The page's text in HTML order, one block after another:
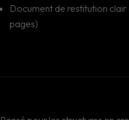
Document de restitution clair
pages)